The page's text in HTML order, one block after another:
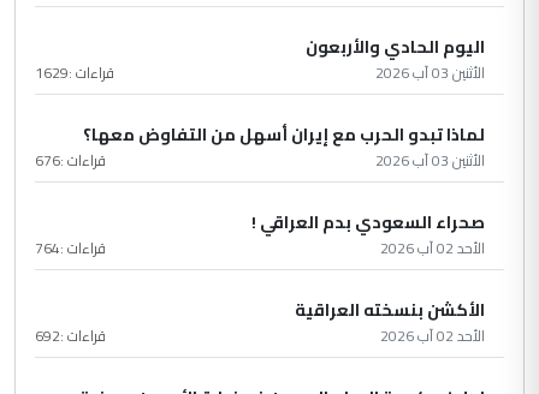
اليوم الحادي والأربعون
الأثنين 03 آب 2026 قراءات :1629
لماذا تبدو الحرب مع إيران أسهل من التفاوض معها؟
الأثنين 03 آب 2026 قراءات :676
صحراء السعودي بدم العراقي !
الأحد 02 آب 2026 قراءات :764
الأكشن بنسخته العراقية
الأحد 02 آب 2026 قراءات :692